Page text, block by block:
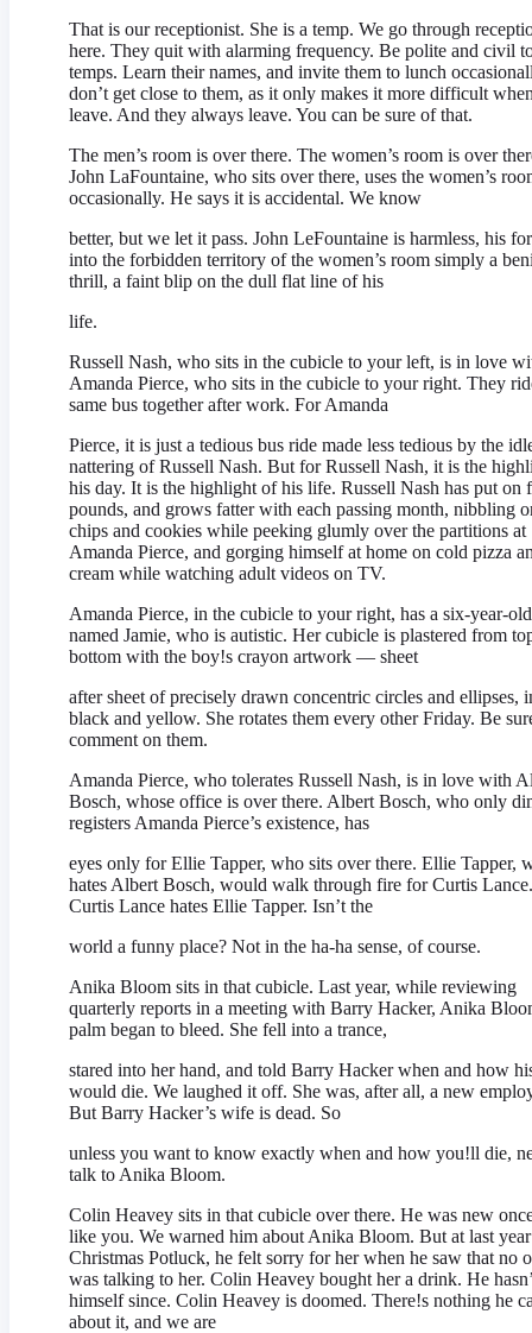
That is our receptionist. She is a temp. We go through
here. They quit with alarming frequency. Be polite and civil
temps. Learn their names, and invite them to lunch
don’t get close to them, as it only makes it more difficult
leave. And they always leave. You can be sure of that.
The men’s room is over there. The women’s room is over
John LaFountaine, who sits over there, uses the women’s
occasionally. He says it is accidental. We know
better, but we let it pass. John LeFountaine is harmless, his
into the forbidden territory of the women’s room simply a
thrill, a faint blip on the dull flat line of his
life.
Russell Nash, who sits in the cubicle to your left, is in love
Amanda Pierce, who sits in the cubicle to your right. They
same bus together after work. For Amanda
Pierce, it is just a tedious bus ride made less tedious by the
nattering of Russell Nash. But for Russell Nash, it is the
his day. It is the highlight of his life. Russell Nash has put on
pounds, and grows fatter with each passing month, nibbling
chips and cookies while peeking glumly over the partitions at
Amanda Pierce, and gorging himself at home on cold pizza
cream while watching adult videos on TV.
Amanda Pierce, in the cubicle to your right, has a six-year-
named Jamie, who is autistic. Her cubicle is plastered from
bottom with the boy!s crayon artwork — sheet
after sheet of precisely drawn concentric circles and ellipses,
black and yellow. She rotates them every other Friday. Be
comment on them.
Amanda Pierce, who tolerates Russell Nash, is in love with
Bosch, whose office is over there. Albert Bosch, who only
registers Amanda Pierce’s existence, has
eyes only for Ellie Tapper, who sits over there. Ellie Tapper,
hates Albert Bosch, would walk through fire for Curtis
Curtis Lance hates Ellie Tapper. Isn’t the
world a funny place? Not in the ha-ha sense, of course.
Anika Bloom sits in that cubicle. Last year, while reviewing
quarterly reports in a meeting with Barry Hacker, Anika
palm began to bleed. She fell into a trance,
stared into her hand, and told Barry Hacker when and how
would die. We laughed it off. She was, after all, a new
But Barry Hacker’s wife is dead. So
unless you want to know exactly when and how you!ll die,
talk to Anika Bloom.
Colin Heavey sits in that cubicle over there. He was new
like you. We warned him about Anika Bloom. But at last
Christmas Potluck, he felt sorry for her when he saw that no
was talking to her. Colin Heavey bought her a drink. He
himself since. Colin Heavey is doomed. There!s nothing he
about it, and we are